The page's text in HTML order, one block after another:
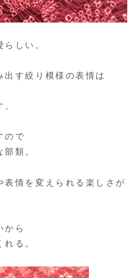
しい。
す絞り模様の表情は
ので
類。
表情を変えられる楽しさが
から
る。